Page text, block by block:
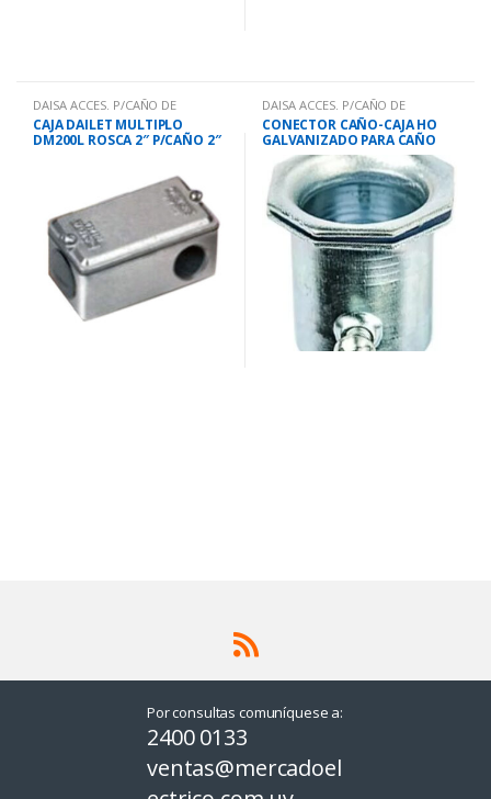
DAISA ACCES. P/CAÑO DE
HO.GALV
CAJA DAILET MULTIPLO
DM200L ROSCA 2″ P/CAÑO 2″
DAISA ACCES. P/CAÑO DE
HO.GALV
CONECTOR CAÑO-CAJA HO
GALVANIZADO PARA CAÑO
Por consultas comuníquese a:
2400 0133
ventas@mercadoel